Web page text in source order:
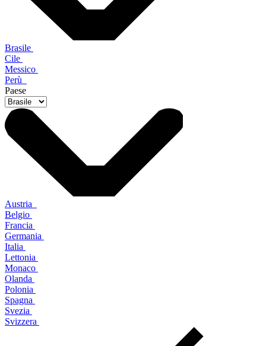
Brasile
Cile
Messico
Perù
Paese
Austria
Belgio
Francia
Germania
Italia
Lettonia
Monaco
Olanda
Polonia
Spagna
Svezia
Svizzera